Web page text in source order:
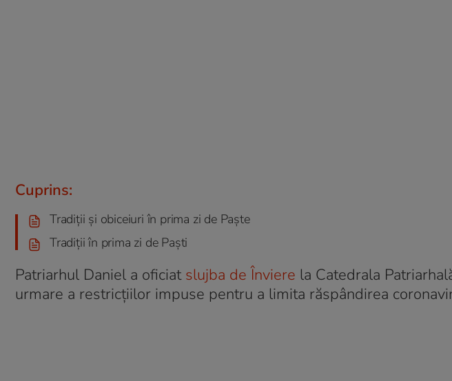
Cuprins:
Tradiții și obiceiuri în prima zi de Paște
Tradiții în prima zi de Paști
Patriarhul Daniel a oficiat slujba de Înviere la Catedrala
urmare a restricțiilor impuse pentru a limita răspândirea